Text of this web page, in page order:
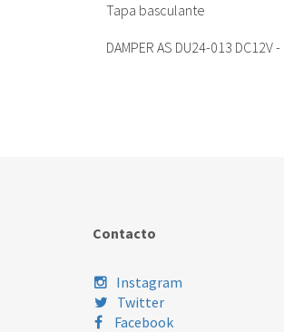
Tapa basculante
DAMPER AS DU24-013 DC12V
Contacto
Instagram
Twitter
Facebook